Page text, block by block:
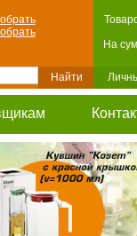
На